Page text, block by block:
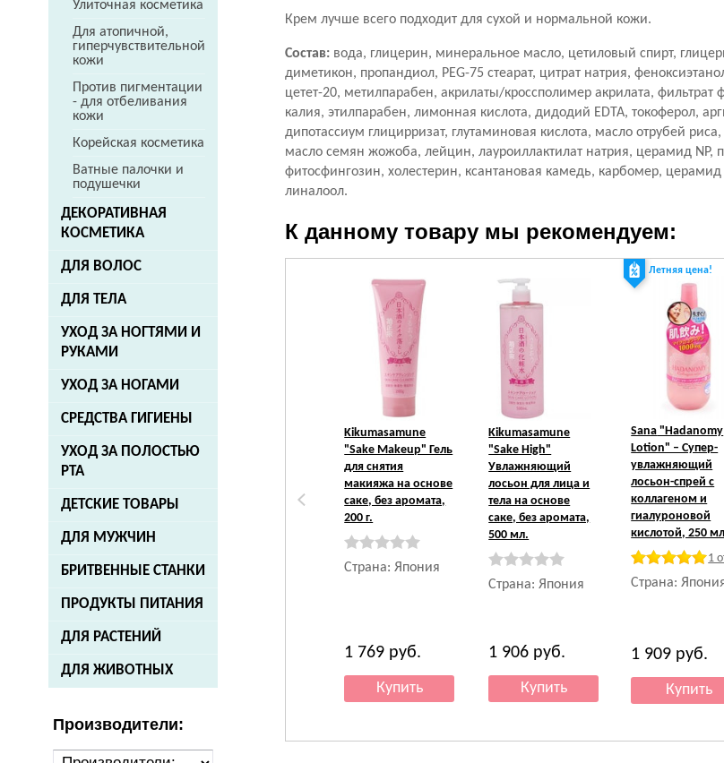
Улиточная косметика
Для атопичной,
гиперчувствительной
кожи
Против пигментации
- для отбеливания
кожи
Корейская косметика
Ватные палочки и
подушечки
ДЕКОРАТИВНАЯ
КОСМЕТИКА
ДЛЯ ВОЛОС
ДЛЯ ТЕЛА
УХОД ЗА НОГТЯМИ И
РУКАМИ
УХОД ЗА НОГАМИ
СРЕДСТВА ГИГИЕНЫ
УХОД ЗА ПОЛОСТЬЮ
РТА
ДЕТСКИЕ ТОВАРЫ
ДЛЯ МУЖЧИН
БРИТВЕННЫЕ СТАНКИ
ПРОДУКТЫ ПИТАНИЯ
ДЛЯ РАСТЕНИЙ
ДЛЯ ЖИВОТНЫХ
Производители:
Крем лучше всего подходит для сухой и нормальной кожи.
Состав: вода, глицерин, минеральное масло, цетиловый спирт,
диметикон, пропандиол, PEG-75 стеарат, цитрат натрия,
цетет-20, метилпарабен, акрилаты/кроссполимер акрилата, фильтрат
калия, этилпарабен, лимонная кислота, дидодий EDTA, токоферол,
дипотассиум глицирризат, глутаминовая кислота, масло отрубей
масло семян жожоба, лейцин, лауроиллактилат натрия, церамид NP,
фитосфингозин, холестерин, ксантановая камедь, карбомер, церамид
линалоол.
К данному товару мы рекомендуем:
Kikumasamune
"Sake Makeup" Гель
для снятия
макияжа на основе
саке, без аромата,
200 г.
Страна: Япония
1 769 руб.
Kikumasamune
"Sake High"
Увлажняющий
лосьон для лица и
тела на основе
саке, без аромата,
500 мл.
Страна: Япония
1 906 руб.
Летняя цена!
Sana "Hadanomy
Lotion" – Супер-
увлажняющий
лосьон-спрей c
коллагеном и
гиалуроновой
кислотой, 250
1
Страна:
1 909 руб.